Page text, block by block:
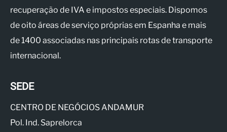
recuperação de IVA e impostos especiais. Dispomos
de oito áreas de serviço próprias em Espanha e mais
de 1400 associadas nas principais rotas de transporte
internacional.
SEDE
CENTRO DE NEGÓCIOS ANDAMUR
Pol. Ind. Saprelorca